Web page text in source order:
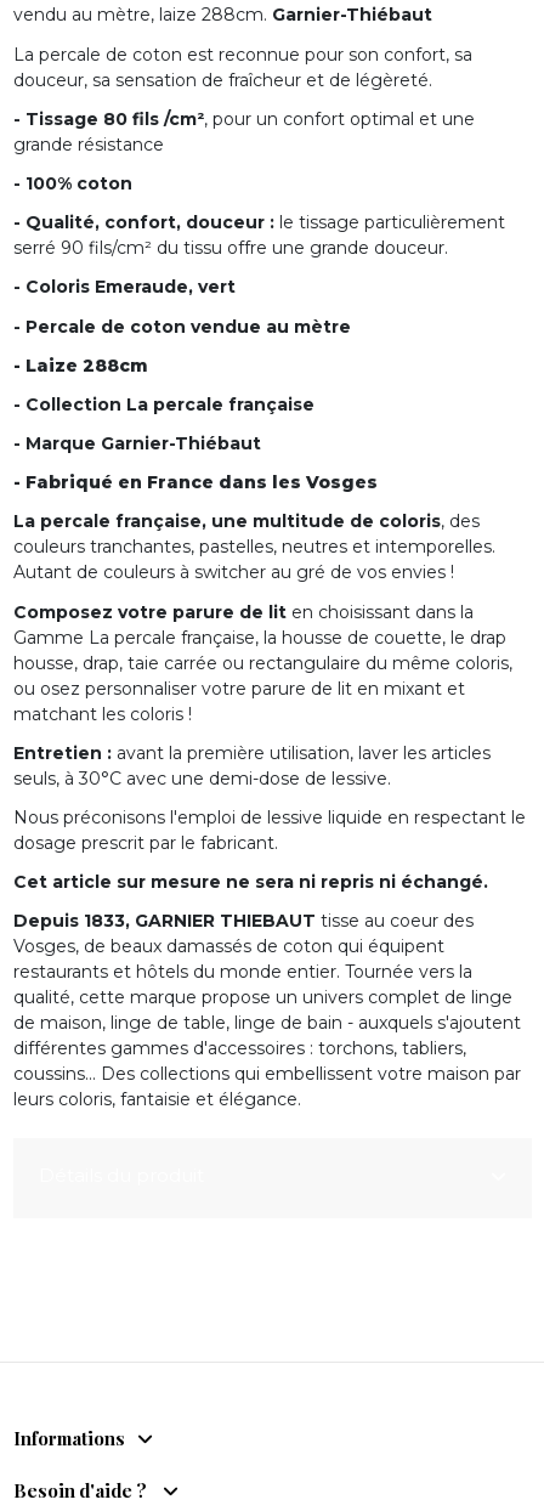
vendu au mètre, laize 288cm. Garnier-Thiébaut
La percale de coton est reconnue pour son confort, sa
douceur, sa sensation de fraîcheur et de légèreté.
- Tissage 80 fils /cm², pour un confort optimal et une
grande résistance
- 100% coton
- Qualité, confort, douceur :le tissage particulièrement
serré 90 fils/cm² du tissu offre une grande douceur.
- Coloris Emeraude, vert
- Percale de coton vendue au mètre
- Laize 288cm
- Collection La percale française
- Marque Garnier-Thiébaut
- Fabriqué en France dans les Vosges
La percale française, une multitude de coloris, des
couleurs tranchantes, pastelles, neutres et intemporelles.
Autant de couleurs à switcher au gré de vos envies !
Composez votre parure de liten choisissant dans la
Gamme La percale française, la housse de couette, le drap
housse, drap, taie carrée ou rectangulaire du même coloris,
ou osez personnaliser votre parure de lit en mixant et
matchant les coloris !
Entretien : avant la première utilisation, laver les articles
seuls, à 30°C avec une demi-dose de lessive.
Nous préconisons l'emploi de lessive liquide en respectant le
dosage prescrit par le fabricant.
Cet article sur mesure ne sera ni repris ni échangé.
Depuis 1833, GARNIER THIEBAUT tisse au coeur des
Vosges, de beaux damassés de coton qui équipent
restaurants et hôtels du monde entier. Tournée vers la
qualité, cette marque propose un univers complet de linge
de maison, linge de table, linge de bain - auxquels s'ajoutent
différentes gammes d'accessoires : torchons, tabliers,
coussins... Des collections qui embellissent votre maison par
leurs coloris, fantaisie et élégance.
Informations
Besoin d'aide ?